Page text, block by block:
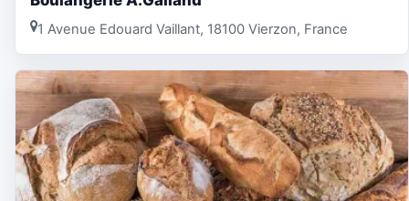
1 Avenue Edouard Vaillant, 18100 Vierzon, France